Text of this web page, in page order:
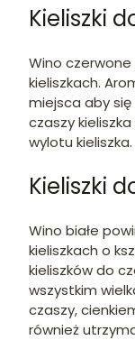
Kieliszki
Wino
kieliszkach.
miejsca aby się
czaszy
wylotu kieliszka.
Kieliszki
Wino białe
kieliszkach o
kieliszków do
wszystkim
czaszy,
również